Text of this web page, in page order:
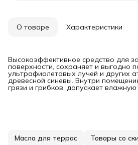
О товаре Характеристики
Высокоэффективное средство для
поверхности, сохраняет и выгодно
ультрафиолетовых лучей и других
древесной синевы. Внутри
грязи и грибков, допускает
Масла для террас Товары со